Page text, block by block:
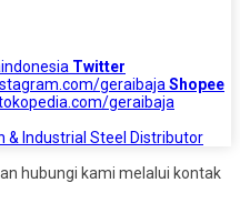
Twitter
geraibaja Shopee
geraibaja
& Industrial Steel Distributor
hubungi kami melalui kontak